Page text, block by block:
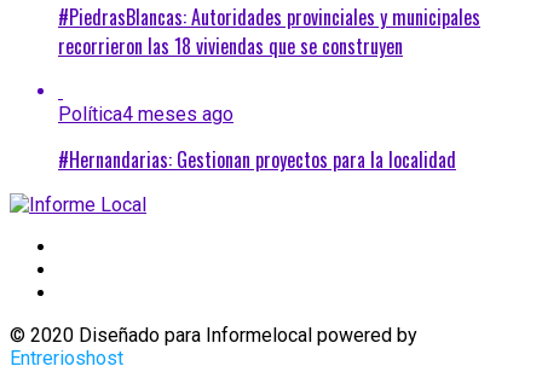
#PiedrasBlancas: Autoridades provinciales y municipales
recorrieron las 18 viviendas que se construyen
Política4 meses ago
#Hernandarias: Gestionan proyectos para la localidad
© 2020 Diseñado para Informelocal powered by
Entrerioshost